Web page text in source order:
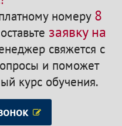
номеру 8
заявку на
свяжется с
и поможет
курс обучения.